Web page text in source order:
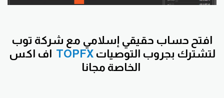
افتح حساب حقيقي إسلامي مع شركة توب
TOPFXلتشترك بجروب التوصيات